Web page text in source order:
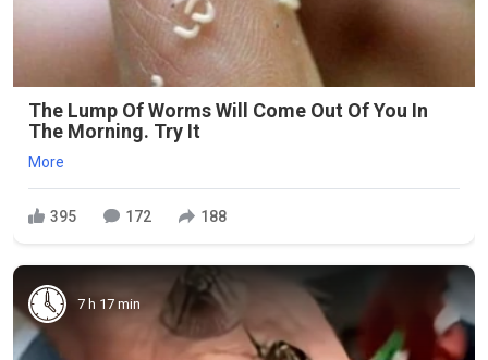
The Lump Of Worms Will Come Out Of You In
The Morning. Try It
More
395 172 188
7 h 17 min